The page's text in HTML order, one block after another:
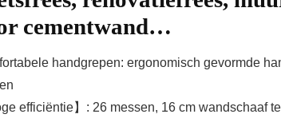
cementwand…
handgrepen: ergonomisch gevormde
efficiëntie】: 26 messen, 16 cm wandschaaf